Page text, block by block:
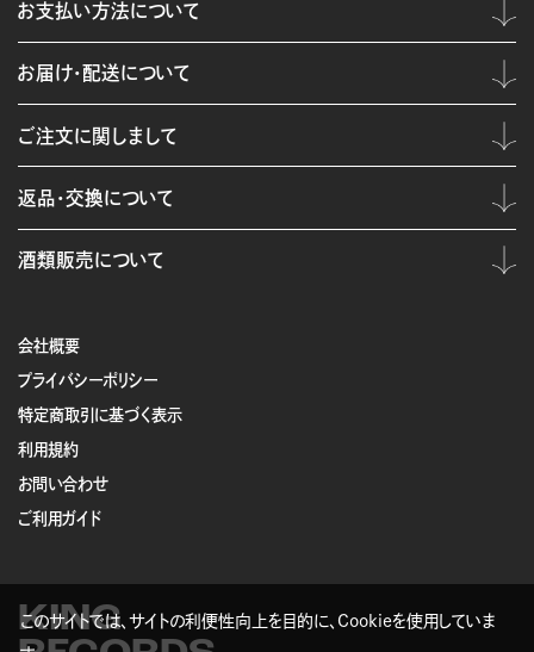
会社概要
プライバシーポリシー
特定商取引に基づく表示
利用規約
お問い合わせ
ご利用ガイド
KING
お支払い方法について
お届け・配送について
ご注文に関しまして
返品・交換について
酒類販売について
このサイトでは、サイトの利便性向上を目的に、Cookieを使用していま